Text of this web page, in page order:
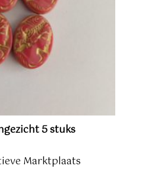
5 stuks
Marktplaats